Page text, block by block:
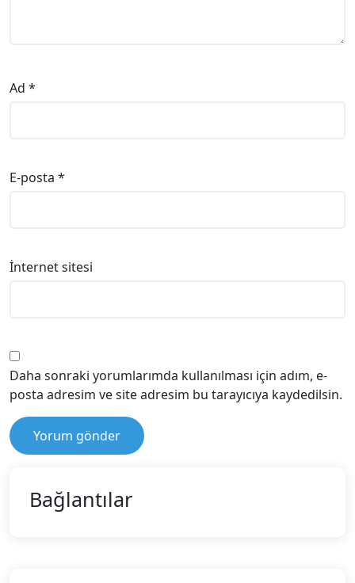
Ad *
E-posta *
İnternet sitesi
Daha sonraki yorumlarımda kullanılması için adım, e-
posta adresim ve site adresim bu tarayıcıya kaydedilsin.
Bağlantılar